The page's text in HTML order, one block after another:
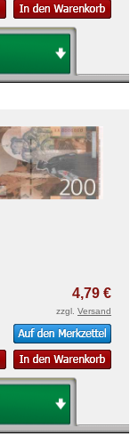
4,79 €
zzgl. Versand